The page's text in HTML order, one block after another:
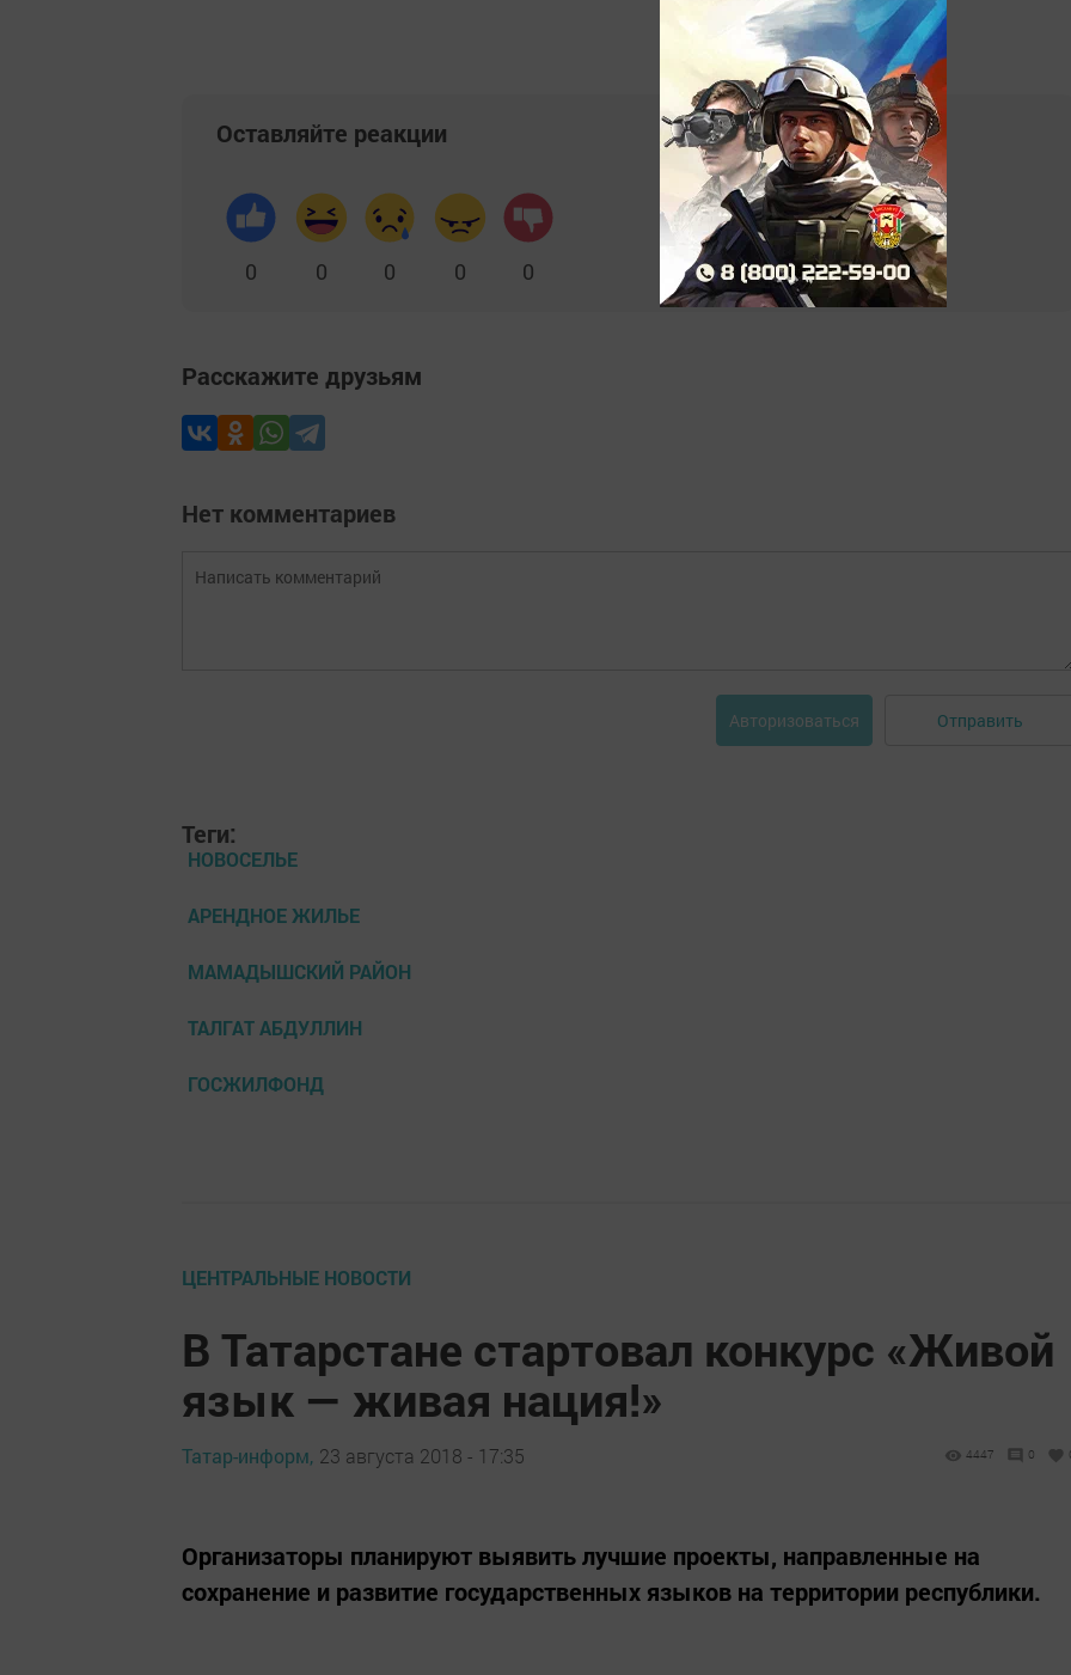
Оставляйте реакции
0 0 0 0 0
Расскажите друзьям
Нет комментариев
Авторизоваться Отправить
Теги:
НОВОСЕЛЬЕ
АРЕНДНОЕ ЖИЛЬЕ
МАМАДЫШСКИЙ РАЙОН
ТАЛГАТ АБДУЛЛИН
ГОСЖИЛФОНД
ЦЕНТРАЛЬНЫЕ НОВОСТИ
В Татарстане стартовал конкурс «Живой
язык — живая нация!»
Татар-информ, 23 августа 2018 - 17:35 4447 0
Организаторы планируют выявить лучшие проекты, направленные на
сохранение и развитие государственных языков на территории республики.